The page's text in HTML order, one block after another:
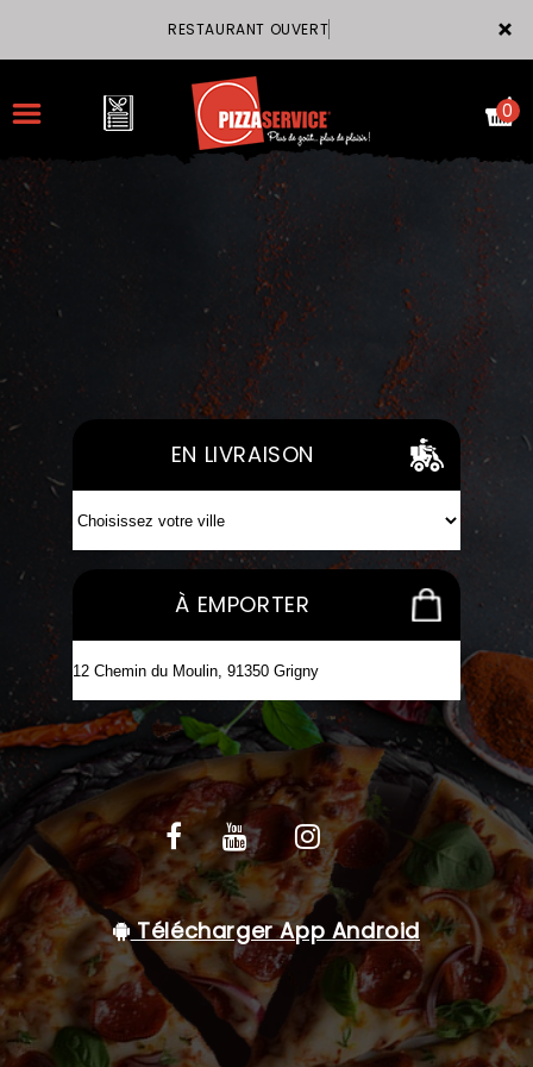
×
RESTAURANT OUVE
LA CARTE
VOTRE COMPTE
VOS AVIS
MENTIONS LÉGALES
0
EN LIVRAISON
À EMPORTER
Télécharger App Android